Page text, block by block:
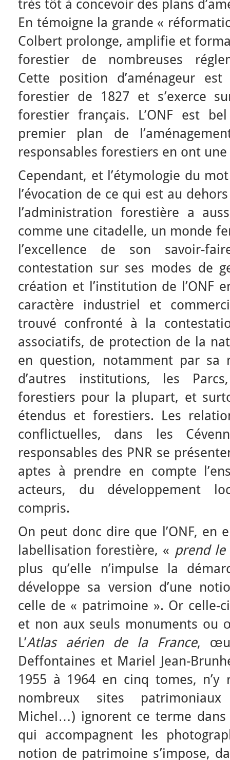
très tôt à concevoir des plans
En témoigne la grande «
Colbert prolonge, amplifie et
forestier de nombreuses
Cette position d’aménageur
forestier de 1827 et s’exerce
forestier français. L’ONF est
premier plan de
responsables forestiers en ont
Cependant, et l’étymologie du
l’évocation de ce qui est au
l’administration forestière a
comme une citadelle, un monde
l’excellence de son savoir-
contestation sur ses modes de
création et l’institution de l’ONF
caractère industriel et
trouvé confronté à la
associatifs, de protection de la
en question, notamment par sa
d’autres institutions, les
forestiers pour la plupart, et
étendus et forestiers. Les
conflictuelles, dans les
responsables des PNR se
aptes à prendre en compte
acteurs, du développement
compris.
On peut donc dire que l’ONF, en
labellisation forestière, « prend
plus qu’elle n’impulse la
développe sa version d’une
celle de « patrimoine ». Or celle-
et non aux seuls monuments ou
L’Atlas aérien de la France,
Deffontaines et Mariel Jean-
1955 à 1964 en cinq tomes,
nombreux sites patrimoniaux
Michel…) ignorent ce terme dans
qui accompagnent les
notion de patrimoine s’impose,